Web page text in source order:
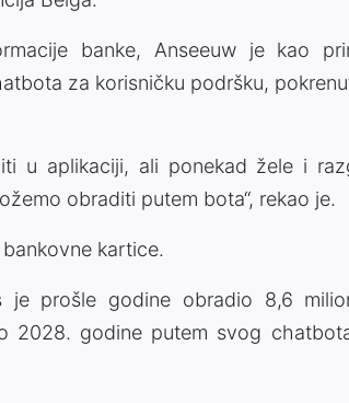
banke, Anseeuw je kao
za korisničku podršku,
u aplikaciji, ali ponekad žele i
obraditi putem bota“, rekao je.
kartice.
je prošle godine obradio 8,6
2028. godine putem svog